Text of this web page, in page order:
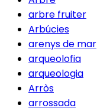
arbre fruiter
Arbúcies
arenys de mar
arqueolofia
arqueologia
Arròs
arrossada